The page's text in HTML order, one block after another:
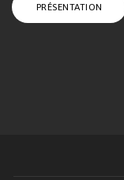
PRÉSENTATION